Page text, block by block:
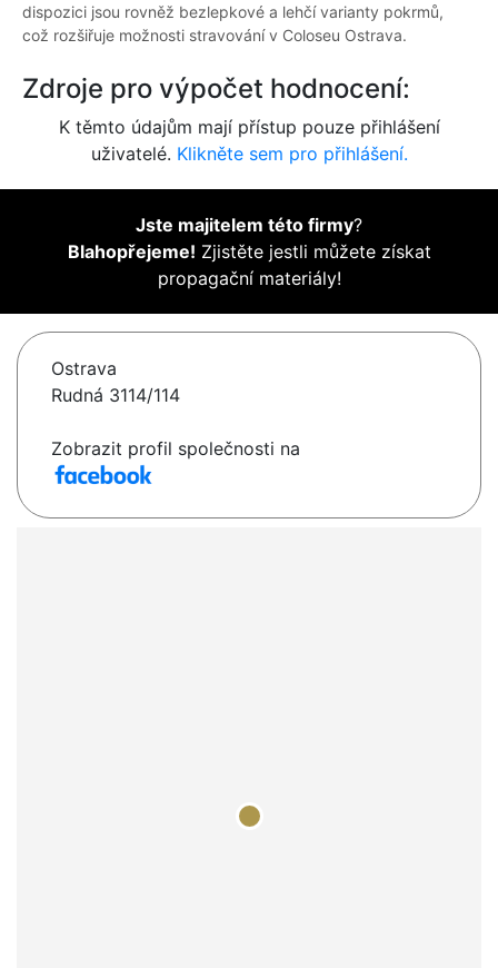
dispozici jsou rovněž bezlepkové a lehčí varianty pokrmů,
což rozšiřuje možnosti stravování v Coloseu Ostrava.
Zdroje pro výpočet hodnocení:
K těmto údajům mají přístup pouze přihlášení
uživatelé. Klikněte sem pro přihlášení.
Jste majitelem této firmy?
Blahopřejeme! Zjistěte jestli můžete získat
propagační materiály!
Ostrava
Rudná 3114/114
Zobrazit profil společnosti na